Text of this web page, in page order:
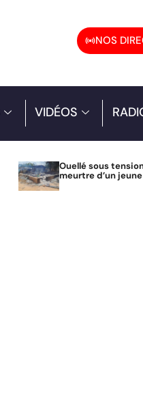
NOS
VIDÉOS
Ouellé sous
meurtre d’un